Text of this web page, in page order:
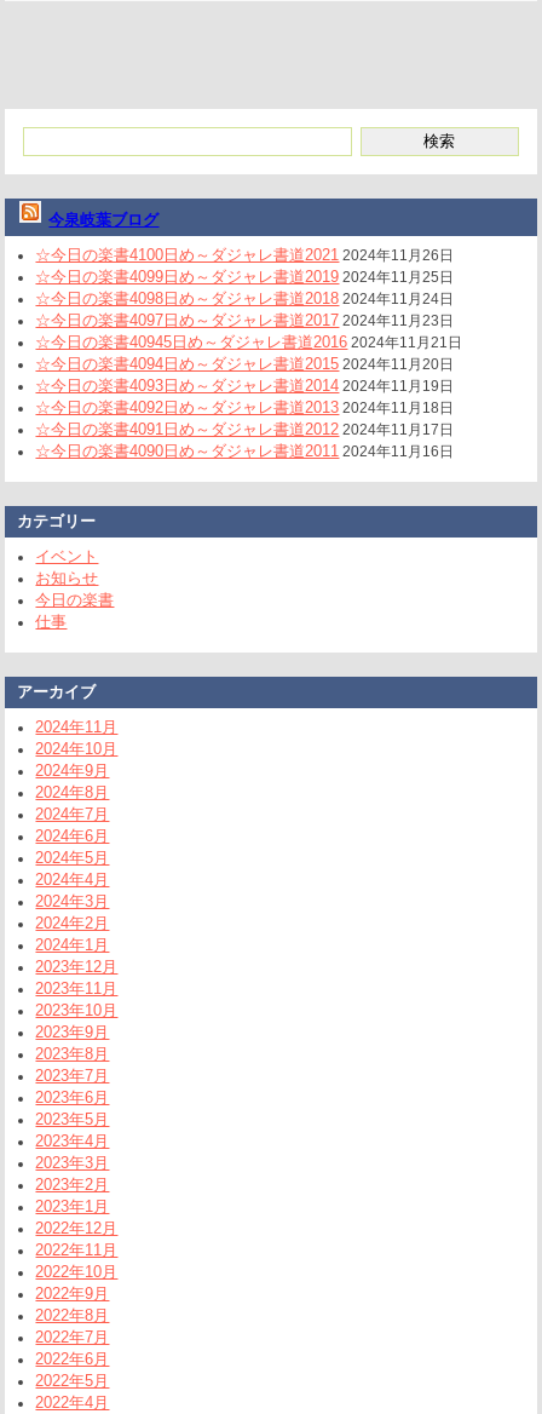
今泉岐葉ブログ
☆今日の楽書4100日め～ダジャレ書道2021 2024年11月26日
☆今日の楽書4099日め～ダジャレ書道2019 2024年11月25日
☆今日の楽書4098日め～ダジャレ書道2018 2024年11月24日
☆今日の楽書4097日め～ダジャレ書道2017 2024年11月23日
☆今日の楽書40945日め～ダジャレ書道2016 2024年11月21日
☆今日の楽書4094日め～ダジャレ書道2015 2024年11月20日
☆今日の楽書4093日め～ダジャレ書道2014 2024年11月19日
☆今日の楽書4092日め～ダジャレ書道2013 2024年11月18日
☆今日の楽書4091日め～ダジャレ書道2012 2024年11月17日
☆今日の楽書4090日め～ダジャレ書道2011 2024年11月16日
カテゴリー
イベント
お知らせ
今日の楽書
仕事
アーカイブ
2024年11月
2024年10月
2024年9月
2024年8月
2024年7月
2024年6月
2024年5月
2024年4月
2024年3月
2024年2月
2024年1月
2023年12月
2023年11月
2023年10月
2023年9月
2023年8月
2023年7月
2023年6月
2023年5月
2023年4月
2023年3月
2023年2月
2023年1月
2022年12月
2022年11月
2022年10月
2022年9月
2022年8月
2022年7月
2022年6月
2022年5月
2022年4月